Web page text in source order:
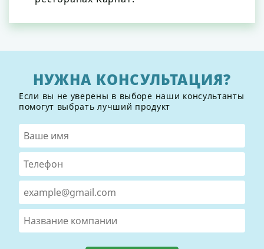
НУЖНА КОНСУЛЬТАЦИЯ?
Если вы не уверены в выборе наши консультанты
помогут выбрать лучший продукт